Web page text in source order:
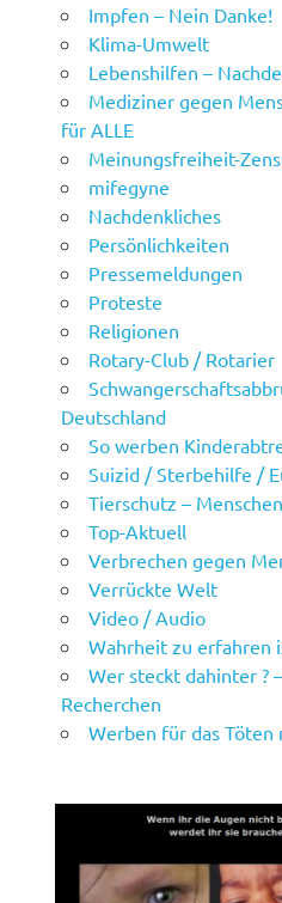
Impfen – Nein Danke!
Klima-Umwelt
Lebenshilfen –
Mediziner gegen
für ALLE
Meinungsfreiheit-
mifegyne
Nachdenkliches
Persönlichkeiten
Pressemeldungen
Proteste
Religionen
Rotary-Club / Rotarier
Deutschland
So werben
Suizid / Sterbehilfe /
Tierschutz –
Top-Aktuell
Verbrechen gegen
Verrückte Welt
Video / Audio
Wahrheit zu erfahren
Wer steckt dahinter ?
Recherchen
Werben für das Töten